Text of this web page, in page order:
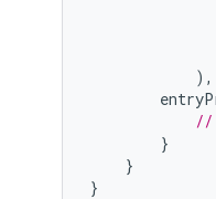
),
//
}
}
}